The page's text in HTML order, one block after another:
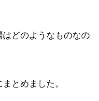
どのようなものなの
とめました。